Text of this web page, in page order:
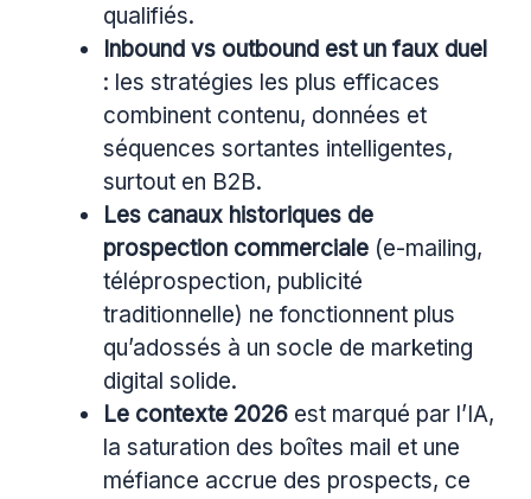
qualifiés.
Inbound vs outbound est un faux duel
: les stratégies les plus efficaces
combinent contenu, données et
séquences sortantes intelligentes,
surtout en B2B.
Les canaux historiques de
prospection commerciale (e-mailing,
téléprospection, publicité
traditionnelle) ne fonctionnent plus
qu’adossés à un socle de marketing
digital solide.
Le contexte 2026 est marqué par l’IA,
la saturation des boîtes mail et une
méfiance accrue des prospects, ce